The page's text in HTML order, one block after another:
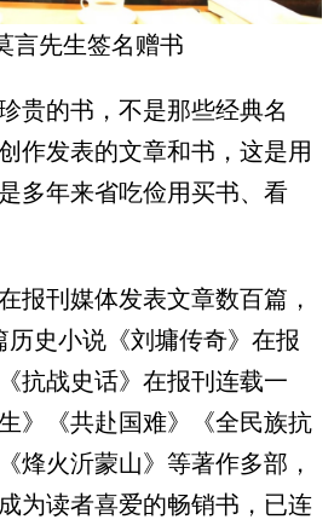
言先生签名赠书
的书，不是那些经典名
作发表的文章和书，这是用
多年来省吃俭用买书、看
刊媒体发表文章数百篇，
历史小说《刘墉传奇》在报
抗战史话》在报刊连载一
》《共赴国难》《全民族抗
烽火沂蒙山》等著作多部，
为读者喜爱的畅销书，已连